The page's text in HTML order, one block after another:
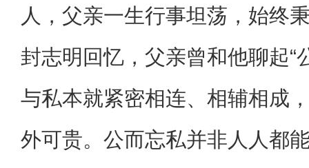
人，父亲一生行事坦荡，始终
封志明回忆，父亲曾和他聊起“
与私本就紧密相连、相辅相成
外可贵。公而忘私并非人人都